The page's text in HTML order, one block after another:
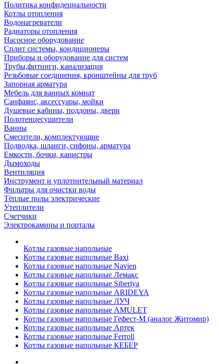
Политика конфидециальности
Котлы отопления
Водонагреватели
Радиаторы отопления
Насосное оборудование
Сплит системы, кондиционеры
Приборы и оборудование для систем
Трубы,фитинги, канализация
Резьбовые соединения, кронштейны для труб
Запорная арматура
Мебель для ванных комнат
Санфаянс, аксессуары, мойки
Душевые кабины, поддоны, двери
Полотенцесушители
Ванны
Смесители, комплектующие
Подводка, шланги, сифоны, арматура
Емкости, бочки, канистры
Дымоходы
Вентиляция
Инструмент и уплотнительный материал
Фильтры для очистки воды
Тёплые полы электрические
Утеплители
Счетчики
Электрокамины и порталы
Котлы газовые напольные
Котлы газовые напольные Baxi
Котлы газовые напольные Navien
Котлы газовые напольные Лемакс
Котлы газовые напольные Siberiya
Котлы газовые напольные ARIDEYA
Котлы газовые напольные ЛУЧ
Котлы газовые напольные AMULET
Котлы газовые напольные Гефест-М (аналог Житомир)
Котлы газовые напольные Артек
Котлы газовые напольные Ferroli
Котлы газовые напольные КЕБЕР